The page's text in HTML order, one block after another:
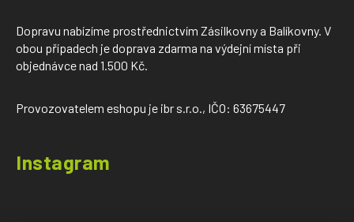
Dopravu nabízíme prostřednictvím Zásilkovny a Balíkovny. V
obou případech je doprava zdarma na výdejní místa při
objednávce nad 1.500 Kč.
Provozovatelem eshopu je ibr s.r.o., IČO: 63675447
Instagram